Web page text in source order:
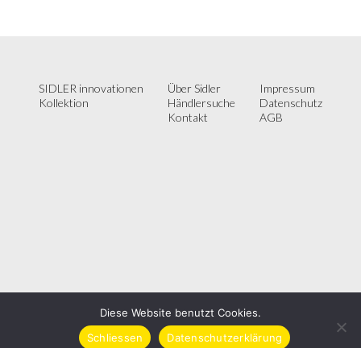
SIDLER innovationen
Kollektion
Über Sidler
Händlersuche
Kontakt
Impressum
Datenschutz
AGB
SIDLER Metallwaren AG | Hofstrasse 42, CH-8590 Romanshorn | Telefon:
+41 (0) 71 466 90 10 | E-Mail: info@sidler.swiss
Diese Website benutzt Cookies.
Schliessen
Datenschutzerklärung